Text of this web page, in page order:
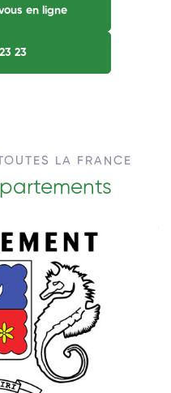
en ligne
23
LA FRANCE